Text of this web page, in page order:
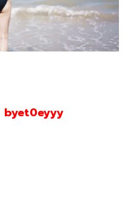
byet0eyyy